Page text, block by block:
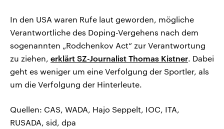
In den USA waren Rufe laut geworden, mögliche
Verantwortliche des Doping-Vergehens nach dem
sogenannten „Rodchenkov Act“ zur Verantwortung
zu ziehen, erklärt SZ-Journalist Thomas Kistner. Dabei
geht es weniger um eine Verfolgung der Sportler, als
um die Verfolgung der Hinterleute.
Quellen: CAS, WADA, Hajo Seppelt, IOC, ITA,
RUSADA, sid, dpa